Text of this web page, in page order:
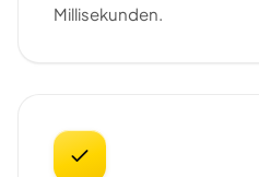
Millisekunden.